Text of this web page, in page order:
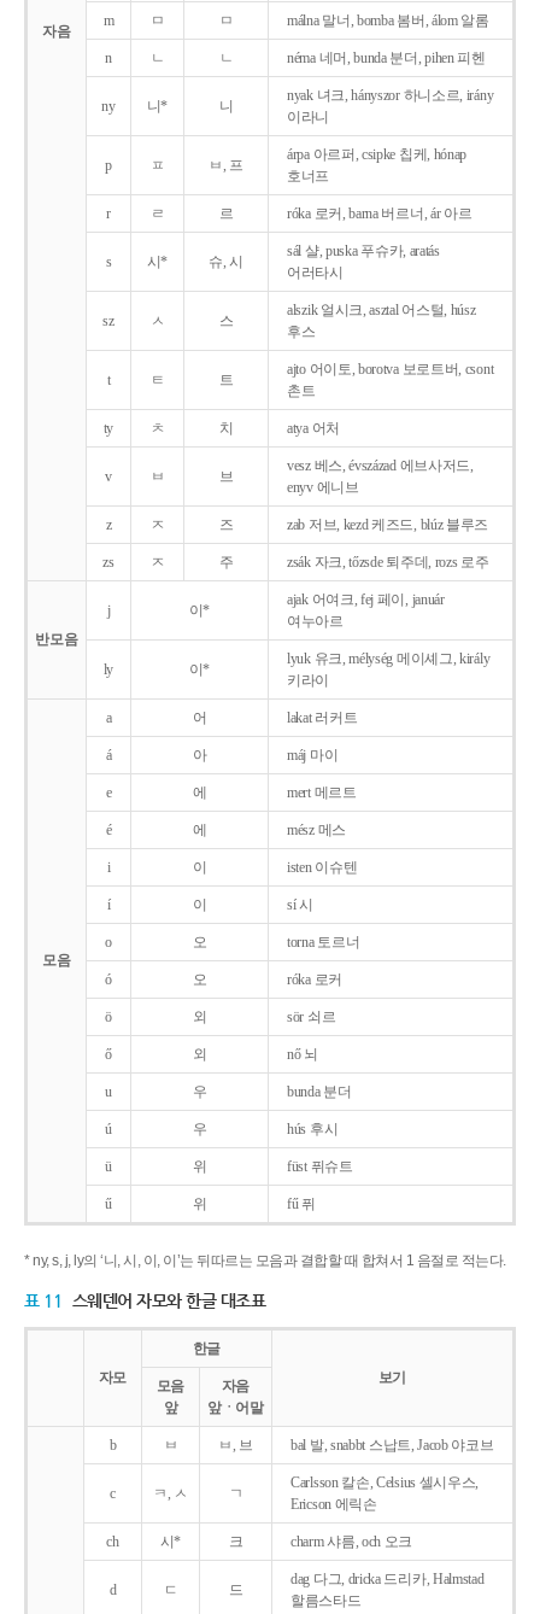
자음
m ㅁ ㅁ málna 말너, bomba 봄버, álom 알롬
n ㄴ ㄴ néma 네머, bunda 분더, pihen 피헨
ny 니* 니
nyak 녀크, hányszor 하니소르, irány
이라니
p ㅍ ㅂ, 프
árpa 아르퍼, csipke 칩케, hónap
호너프
r ㄹ 르 róka 로커, barna 버르너, ár 아르
s 시* 슈, 시
sál 샬, puska 푸슈카, aratás
어러타시
sz ㅅ 스
alszik 얼시크, asztal 어스털, húsz
후스
t ㅌ 트
ajto 어이토, borotva 보로트버, csont
촌트
ty ㅊ 치 atya 어처
v ㅂ 브
vesz 베스, évszázad 에브사저드,
enyv 에니브
z ㅈ 즈 zab 저브, kezd 케즈드, blúz 블루즈
zs ㅈ 주 zsák 자크, tőzsde 퇴주데, rozs 로주
반모음
j 이*
ajak 어여크, fej 페이, január
여누아르
ly 이*
lyuk 유크, mélység 메이셰그, király
키라이
모음
a 어 lakat 러커트
á 아 máj 마이
e 에 mert 메르트
é 에 mész 메스
i 이 isten 이슈텐
í 이 sí 시
o 오 torna 토르너
ó 오 róka 로커
ö 외 sör 쇠르
ő 외 nő 뇌
u 우 bunda 분더
ú 우 hús 후시
ü 위 füst 퓌슈트
ű 위 fű 퓌
* ny, s, j, ly의 ‘니, 시, 이, 이’는 뒤따르는 모음과 결합할 때 합쳐서 1 음절로 적는다.
표 11 스웨덴어 자모와 한글 대조표
자모
한글
보기
모음
앞
자음
앞ㆍ어말
b ㅂ ㅂ, 브 bal 발, snabbt 스납트, Jacob 야코브
c ㅋ, ㅅ ㄱ
Carlsson 칼손, Celsius 셀시우스,
Ericson 에릭손
ch 시* 크 charm 샤름, och 오크
d ㄷ 드
dag 다그, dricka 드리카, Halmstad
할름스타드